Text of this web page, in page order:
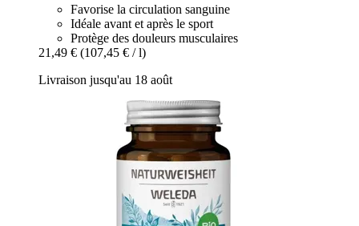
Favorise la circulation sanguine
Idéale avant et après le sport
Protège des douleurs musculaires
21,49 € (107,45 € / l)
Livraison jusqu'au 18 août